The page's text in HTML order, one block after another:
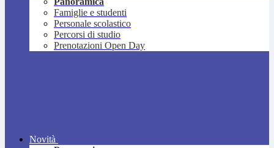
Famiglie e studenti
Personale scolastico
Percorsi di studio
Prenotazioni Open Day
Novità